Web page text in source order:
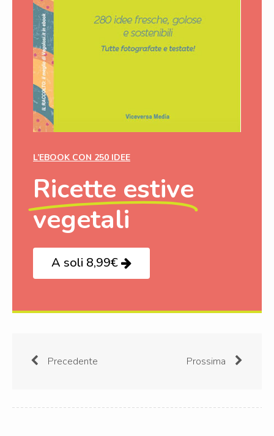
L’EBOOK CON 250 IDEE
Ricette estive
vegetali
A soli 8,99€
Precedente Prossima